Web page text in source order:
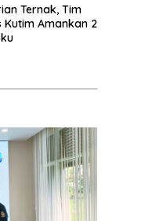
Ternak, Tim
Kutim Amankan 2